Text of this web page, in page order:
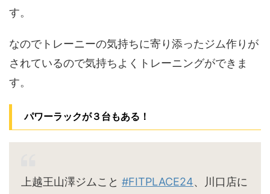
す。
なのでトレーニーの気持ちに寄り添ったジム作りが
されているので気持ちよくトレーニングができま
す。
パワーラックが３台もある！
上越王山澤ジムこと #FITPLACE24、川口店に